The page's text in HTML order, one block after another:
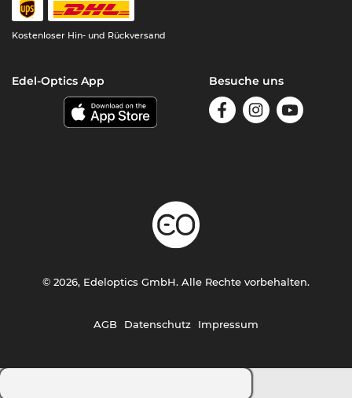
Kostenloser Hin- und Rückversand
Edel-Optics App Besuche uns
AGB Datenschutz Impressum
© 2026, Edeloptics GmbH. Alle Rechte vorbehalten.